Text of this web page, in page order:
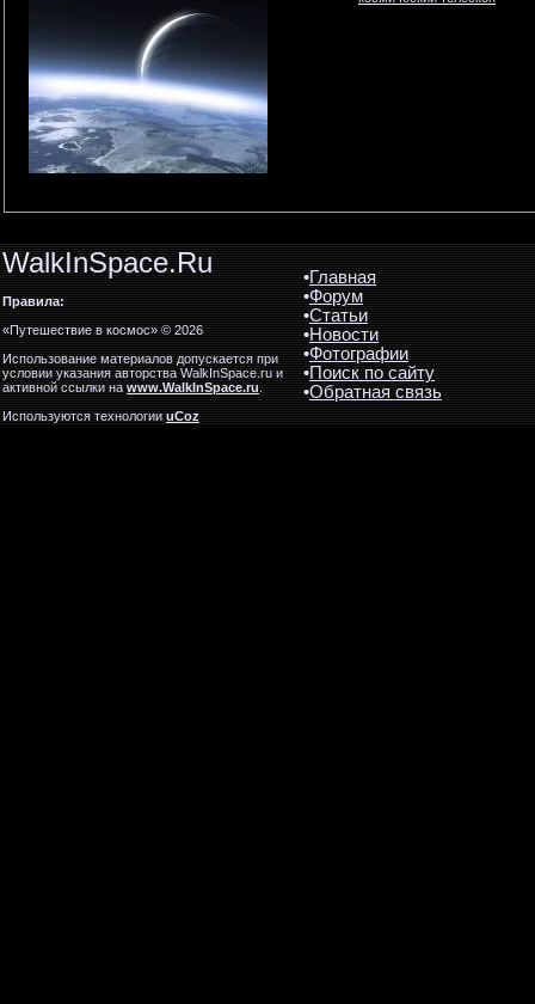
WalkInSpace.Ru
Правила:
«Путешествие в космос» © 2026
Использование материалов допускается при
условии указания авторства WalkInSpace.ru и
активной ссылки наwww.WalkInSpace.ru.
Используются технологииuCoz
•Главная
•Форум
•Статьи
•Новости
•Фотографии
•Поиск по сайту
•Обратная связь